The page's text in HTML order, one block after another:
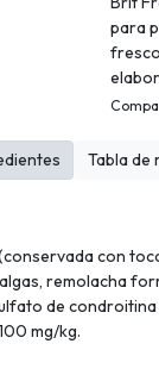
para
con
remolacha
de
mg/kg.
Tabla de